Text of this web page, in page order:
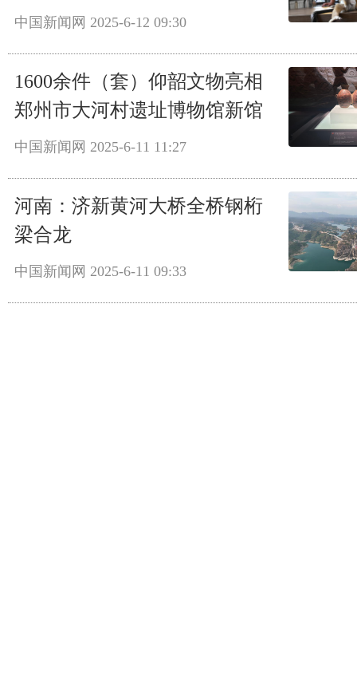
中国新闻网 2025-6-12 09:30
1600余件（套）仰韶文物亮相
郑州市大河村遗址博物馆新馆
中国新闻网 2025-6-11 11:27
河南：济新黄河大桥全桥钢桁
梁合龙
中国新闻网 2025-6-11 09:33